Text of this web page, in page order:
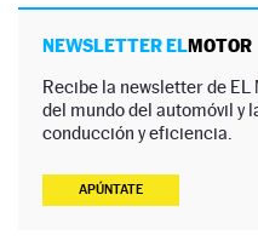
NEWSLETTER ELMOTOR
Recibe la newsletter de
del mundo del automóvil y
conducción y eficiencia.
APÚNTATE